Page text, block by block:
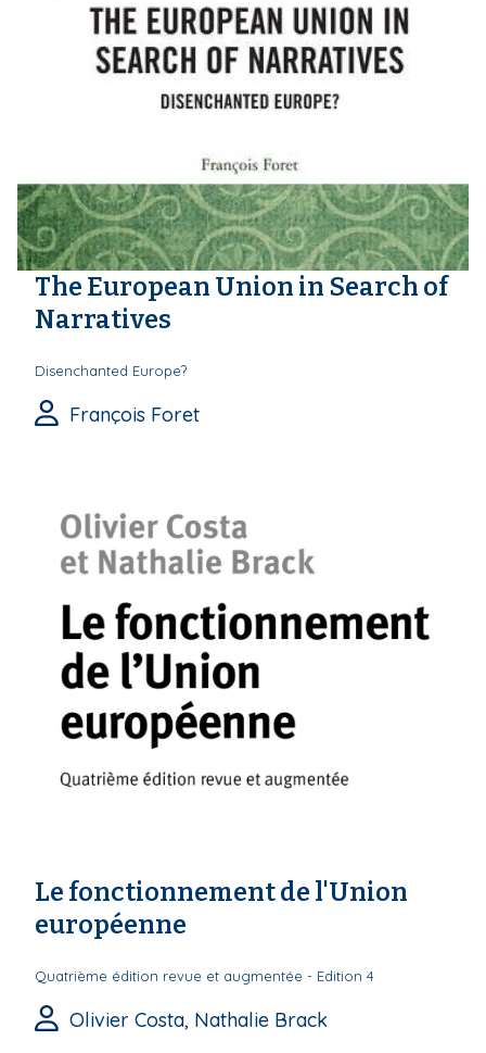
The European Union in Search of
Narratives
Disenchanted Europe?
François Foret
Le fonctionnement de l'Union
européenne
Quatrième édition revue et augmentée - Edition 4
Olivier Costa, Nathalie Brack